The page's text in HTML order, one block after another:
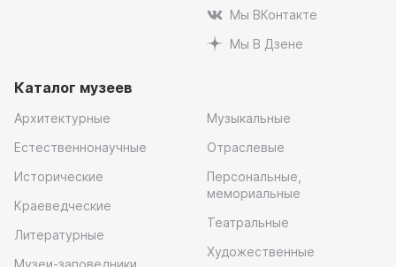
Мы ВКонтакте
Мы В Дзене
Каталог музеев
Архитектурные
Естественнонаучные
Исторические
Краеведческие
Литературные
Музеи-заповедники
Музыкальные
Отраслевые
Персональные,
мемориальные
Театральные
Художественные